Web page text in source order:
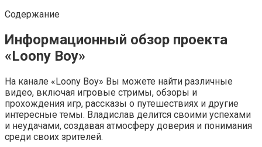
Содержание
Информационный обзор проекта
«Loony Boy»
На канале «Loony Boy» Вы можете найти различные
видео, включая игровые стримы, обзоры и
прохождения игр, рассказы о путешествиях и другие
интересные темы. Владислав делится своими успехами
и неудачами, создавая атмосферу доверия и понимания
среди своих зрителей.